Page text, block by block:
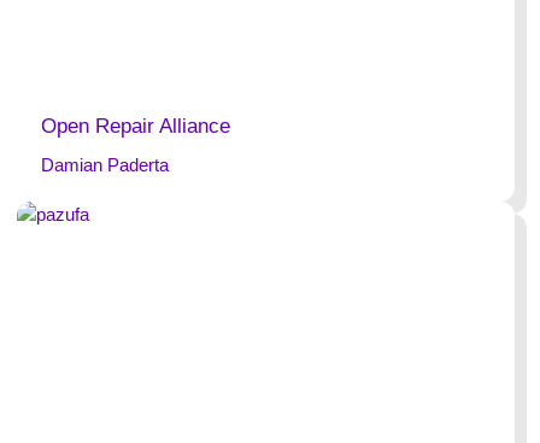
Open Repair Alliance
Damian Paderta